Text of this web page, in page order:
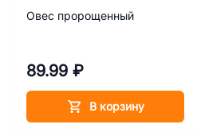
Овес пророщенный
89.99 ₽
В корзину